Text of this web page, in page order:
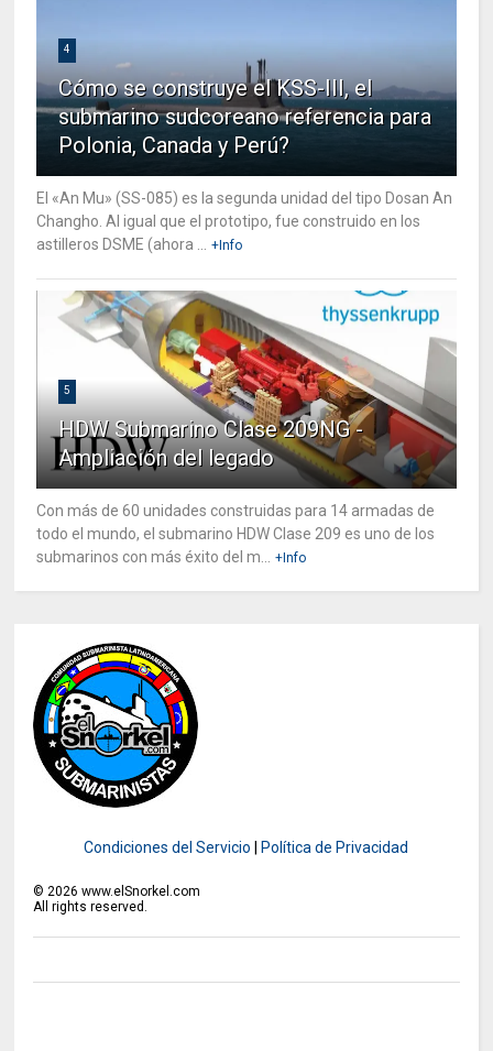
4
Cómo se construye el KSS-III, el
submarino sudcoreano referencia para
Polonia, Canada y Perú?
El «An Mu» (SS-085) es la segunda unidad del tipo Dosan An
Changho. Al igual que el prototipo, fue construido en los
astilleros DSME (ahora ...
+Info
5
HDW Submarino Clase 209NG -
Ampliación del legado
Con más de 60 unidades construidas para 14 armadas de
todo el mundo, el submarino HDW Clase 209 es uno de los
submarinos con más éxito del m...
+Info
Condiciones del Servicio Política de Privacidad
© 2026 www.elSnorkel.com
All rights reserved.